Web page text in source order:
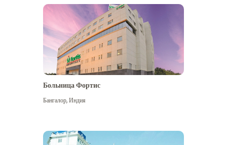
Больница Фортис
Бангалор,Индия